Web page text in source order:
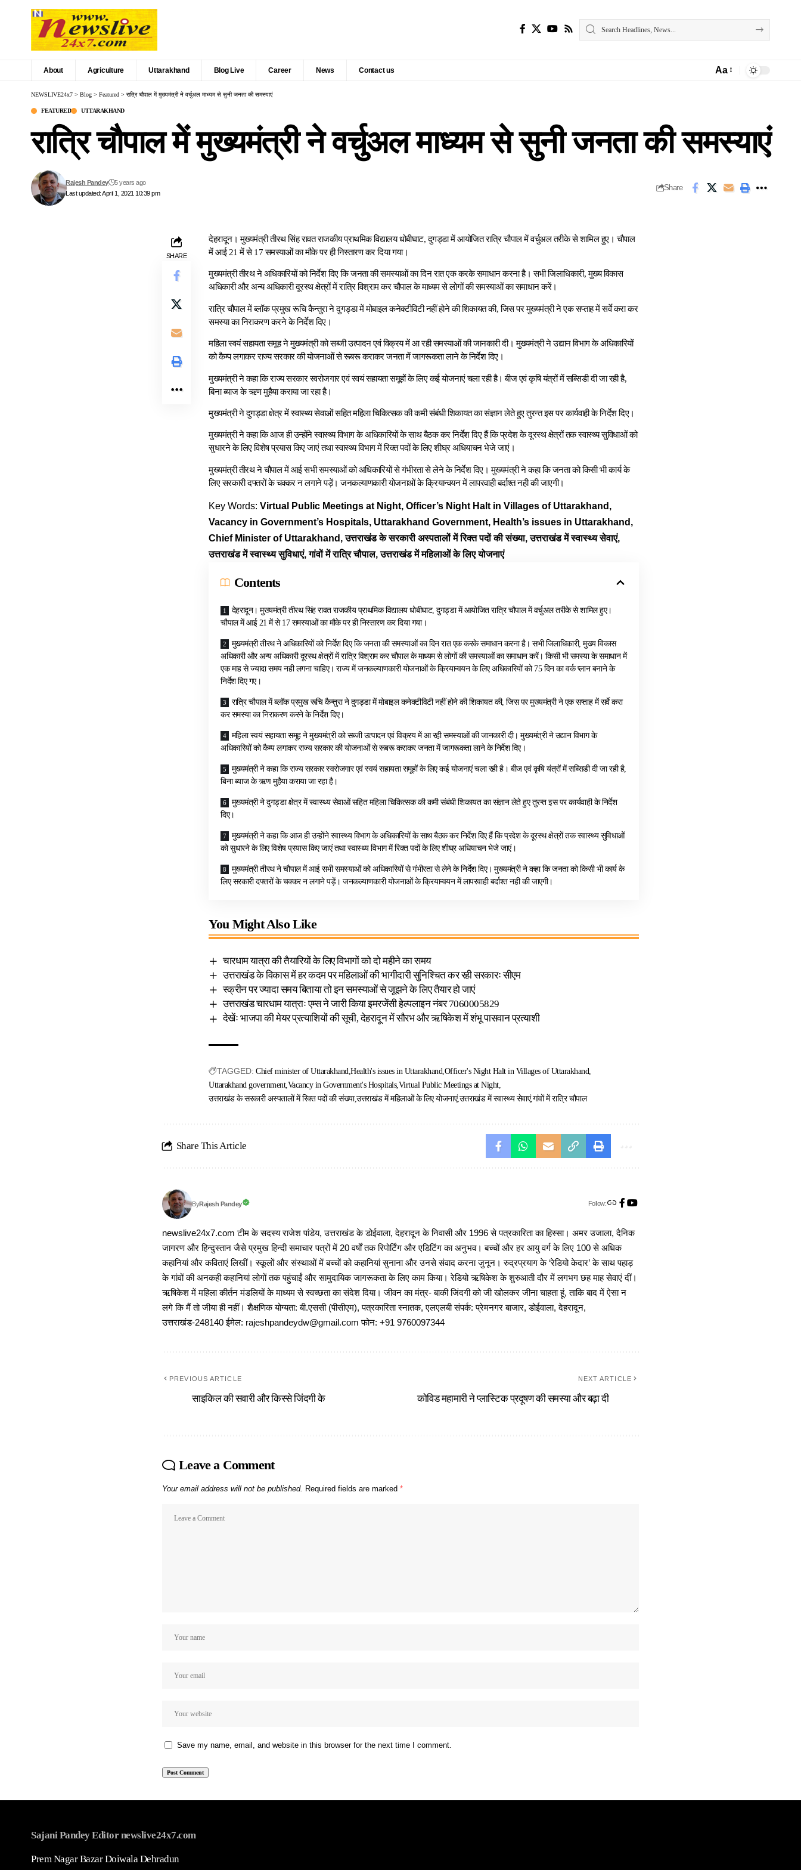
About Agriculture Uttarakhand Blog Live Career News Contact us Aa
NEWSLIVE24x7 > Blog > Featured > रात्रि चौपाल में मुख्यमंत्री ने वर्चुअल माध्यम से सुनी जनता की समस्याएं
FEATURED UTTARAKHAND
रात्रि चौपाल में मुख्यमंत्री ने वर्चुअल माध्यम से सुनी जनता की समस्याएं
Last updated: April 1, 2021 10:39 pm
Rajesh Pandey 5 years ago
Share
SHARE
देहरादून। मुख्यमंत्री तीरथ सिंह रावत राजकीय प्राथमिक विद्यालय धोबीघाट, दुगड्डा में आयोजित रात्रि चौपाल में वर्चुअल तरीके से शामिल हुए। चौपाल
में आई 21 में से 17 समस्याओं का मौके पर ही निस्तारण कर दिया गया।
मुख्यमंत्री तीरथ ने अधिकारियों को निर्देश दिए कि जनता की समस्याओं का दिन रात एक करके समाधान करना है। सभी जिलाधिकारी, मुख्य विकास
अधिकारी और अन्य अधिकारी दूरस्थ क्षेत्रों में रात्रि विश्राम कर चौपाल के माध्यम से लोगों की समस्याओं का समाधान करें।
रात्रि चौपाल में ब्लॉक प्रमुख रूचि कैन्तुरा ने दुगड्डा में मोबाइल कनेक्टीविटी नहीं होने की शिकायत की, जिस पर मुख्यमंत्री ने एक सप्ताह में सर्वे करा कर
समस्या का निराकरण करने के निर्देश दिए।
महिला स्वयं सहायता समूह ने मुख्यमंत्री को सब्जी उत्पादन एवं विक्रय में आ रही समस्याओं की जानकारी दी। मुख्यमंत्री ने उद्यान विभाग के अधिकारियों
को कैम्प लगाकर राज्य सरकार की योजनाओं से रूबरू कराकर जनता में जागरूकता लाने के निर्देश दिए।
मुख्यमंत्री ने कहा कि राज्य सरकार स्वरोजगार एवं स्वयं सहायता समूहों के लिए कई योजनाएं चला रही है। बीज एवं कृषि यंत्रों में सब्सिडी दी जा रही है,
बिना ब्याज के ऋण मुहैया कराया जा रहा है।
मुख्यमंत्री ने दुगड्डा क्षेत्र में स्वास्थ्य सेवाओं सहित महिला चिकित्सक की कमी संबंधी शिकायत का संज्ञान लेते हुए तुरन्त इस पर कार्यवाही के निर्देश दिए।
मुख्यमंत्री ने कहा कि आज ही उन्होंने स्वास्थ्य विभाग के अधिकारियों के साथ बैठक कर निर्देश दिए हैं कि प्रदेश के दूरस्थ क्षेत्रों तक स्वास्थ्य सुविधाओं को
सुधारने के लिए विशेष प्रयास किए जाएं तथा स्वास्थ्य विभाग में रिक्त पदों के लिए शीघ्र अधियाचन भेजे जाएं।
मुख्यमंत्री तीरथ ने चौपाल में आई सभी समस्याओं को अधिकारियों से गंभीरता से लेने के निर्देश दिए। मुख्यमंत्री ने कहा कि जनता को किसी भी कार्य के
लिए सरकारी दफ्तरों के चक्कर न लगाने पड़ें। जनकल्याणकारी योजनाओं के क्रियान्वयन में लापरवाही बर्दाश्त नही की जाएगी।
Key Words: Virtual Public Meetings at Night, Officer’s Night Halt in Villages of Uttarakhand,
Vacancy in Government’s Hospitals, Uttarakhand Government, Health’s issues in Uttarakhand,
Chief Minister of Uttarakhand, उत्तराखंड के सरकारी अस्पतालों में रिक्त पदों की संख्या, उत्तराखंड में स्वास्थ्य सेवाएं,
उत्तराखंड में स्वास्थ्य सुविधाएं, गांवों में रात्रि चौपाल, उत्तराखंड में महिलाओं के लिए योजनाएं
Contents
देहरादून। मुख्यमंत्री तीरथ सिंह रावत राजकीय प्राथमिक विद्यालय धोबीघाट, दुगड्डा में आयोजित रात्रि चौपाल में वर्चुअल तरीके से शामिल हुए।
चौपाल में आई 21 में से 17 समस्याओं का मौके पर ही निस्तारण कर दिया गया।
मुख्यमंत्री तीरथ ने अधिकारियों को निर्देश दिए कि जनता की समस्याओं का दिन रात एक करके समाधान करना है। सभी जिलाधिकारी, मुख्य विकास
अधिकारी और अन्य अधिकारी दूरस्थ क्षेत्रों में रात्रि विश्राम कर चौपाल के माध्यम से लोगों की समस्याओं का समाधान करें। किसी भी समस्या के समाधान में
एक माह से ज्यादा समय नही लगना चाहिए। राज्य में जनकल्याणकारी योजनाओं के क्रियान्वयन के लिए अधिकारियों को 75 दिन का वर्क प्लान बनाने के
निर्देश दिए गए।
रात्रि चौपाल में ब्लॉक प्रमुख रूचि कैन्तुरा ने दुगड्डा में मोबाइल कनेक्टीविटी नहीं होने की शिकायत की, जिस पर मुख्यमंत्री ने एक सप्ताह में सर्वे करा
कर समस्या का निराकरण करने के निर्देश दिए।
महिला स्वयं सहायता समूह ने मुख्यमंत्री को सब्जी उत्पादन एवं विक्रय में आ रही समस्याओं की जानकारी दी। मुख्यमंत्री ने उद्यान विभाग के
अधिकारियों को कैम्प लगाकर राज्य सरकार की योजनाओं से रूबरू कराकर जनता में जागरूकता लाने के निर्देश दिए।
मुख्यमंत्री ने कहा कि राज्य सरकार स्वरोजगार एवं स्वयं सहायता समूहों के लिए कई योजनाएं चला रही है। बीज एवं कृषि यंत्रों में सब्सिडी दी जा रही है,
बिना ब्याज के ऋण मुहैया कराया जा रहा है।
मुख्यमंत्री ने दुगड्डा क्षेत्र में स्वास्थ्य सेवाओं सहित महिला चिकित्सक की कमी संबंधी शिकायत का संज्ञान लेते हुए तुरन्त इस पर कार्यवाही के निर्देश
दिए।
मुख्यमंत्री ने कहा कि आज ही उन्होंने स्वास्थ्य विभाग के अधिकारियों के साथ बैठक कर निर्देश दिए हैं कि प्रदेश के दूरस्थ क्षेत्रों तक स्वास्थ्य सुविधाओं
को सुधारने के लिए विशेष प्रयास किए जाएं तथा स्वास्थ्य विभाग में रिक्त पदों के लिए शीघ्र अधियाचन भेजे जाएं।
मुख्यमंत्री तीरथ ने चौपाल में आई सभी समस्याओं को अधिकारियों से गंभीरता से लेने के निर्देश दिए। मुख्यमंत्री ने कहा कि जनता को किसी भी कार्य के
लिए सरकारी दफ्तरों के चक्कर न लगाने पड़ें। जनकल्याणकारी योजनाओं के क्रियान्वयन में लापरवाही बर्दाश्त नही की जाएगी।
You Might Also Like
चारधाम यात्रा की तैयारियों के लिए विभागों को दो महीने का समय
उत्तराखंड के विकास में हर कदम पर महिलाओं की भागीदारी सुनिश्चित कर रही सरकारः सीएम
स्क्रीन पर ज्यादा समय बिताया तो इन समस्याओं से जूझने के लिए तैयार हो जाएं
उत्तराखंड चारधाम यात्राः एम्स ने जारी किया इमरजेंसी हेल्पलाइन नंबर 7060005829
देखेंः भाजपा की मेयर प्रत्याशियों की सूची, देहरादून में सौरभ और ऋषिकेश में शंभू पासवान प्रत्याशी
TAGGED: Chief minister of Uttarakhand Health's issues in Uttarakhand Officer's Night Halt in Villages of Uttarakhand
Uttarakhand government Vacancy in Government's Hospitals Virtual Public Meetings at Night
उत्तराखंड के सरकारी अस्पतालों में रिक्त पदों की संख्या उत्तराखंड में महिलाओं के लिए योजनाएं उत्तराखंड में स्वास्थ्य सेवाएं गांवों में रात्रि चौपाल
Share This Article
ByRajesh Pandey Follow:
newslive24x7.com टीम के सदस्य राजेश पांडेय, उत्तराखंड के डोईवाला, देहरादून के निवासी और 1996 से पत्रकारिता का हिस्सा। अमर उजाला, दैनिक
जागरण और हिन्दुस्तान जैसे प्रमुख हिन्दी समाचार पत्रों में 20 वर्षों तक रिपोर्टिंग और एडिटिंग का अनुभव। बच्चों और हर आयु वर्ग के लिए 100 से अधिक
कहानियां और कविताएं लिखीं। स्कूलों और संस्थाओं में बच्चों को कहानियां सुनाना और उनसे संवाद करना जुनून। रुद्रप्रयाग के ‘रेडियो केदार’ के साथ पहाड़
के गांवों की अनकही कहानियां लोगों तक पहुंचाईं और सामुदायिक जागरूकता के लिए काम किया। रेडियो ऋषिकेश के शुरुआती दौर में लगभग छह माह सेवाएं दीं।
ऋषिकेश में महिला कीर्तन मंडलियों के माध्यम से स्वच्छता का संदेश दिया। जीवन का मंत्र- बाकी जिंदगी को जी खोलकर जीना चाहता हूं, ताकि बाद में ऐसा न
लगे कि मैं तो जीया ही नहीं। शैक्षणिक योग्यता: बी.एससी (पीसीएम), पत्रकारिता स्नातक, एलएलबी संपर्क: प्रेमनगर बाजार, डोईवाला, देहरादून,
उत्तराखंड-248140 ईमेल: rajeshpandeydw@gmail.com फोन: +91 9760097344
PREVIOUS ARTICLE
साइकिल की सवारी और किस्से जिंदगी के
NEXT ARTICLE
कोविड महामारी ने प्लास्टिक प्रदूषण की समस्या और बढ़ा दी
Leave a Comment
Your email address will not be published. Required fields are marked *
Save my name, email, and website in this browser for the next time I comment.
Sajani Pandey Editor newslive24x7.com
Prem Nagar Bazar Doiwala Dehradun